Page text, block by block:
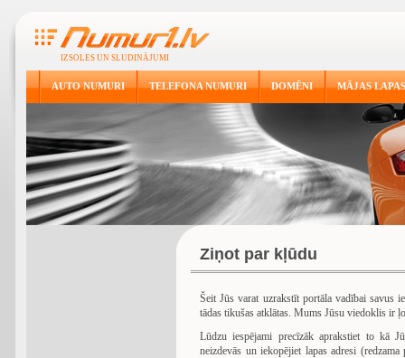
IZSOLES UN SLUDINĀJUMI
AUTO NUMURI TELEFONA NUMURI DOMĒNI MĀJAS LAPAS
Ziņot par kļūdu
Šeit Jūs varat uzrakstīt portāla vadībai savus
tādas tikušas atklātas. Mums Jūsu viedoklis ir
Lūdzu iespējami precīzāk aprakstiet to kā
neizdevās un iekopējiet lapas adresi